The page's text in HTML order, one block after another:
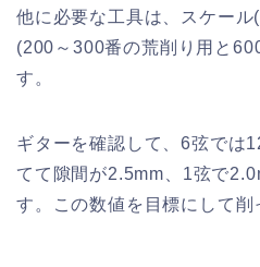
他に必要な工具は、スケール
(200～300番の荒削り用と
す。
ギターを確認して、6弦では
てて隙間が2.5mm、1弦で
す。この数値を目標にして削